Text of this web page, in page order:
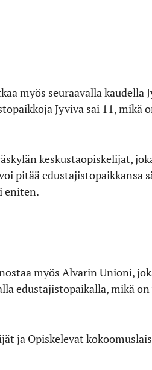
myös seuraavalla kaudella
Jyviva sai 11, mikä
keskustaopiskelijat,
pitää edustajistopaikkansa
eniten.
myös Alvarin Unioni,
edustajistopaikalla, mikä
ja Opiskelevat